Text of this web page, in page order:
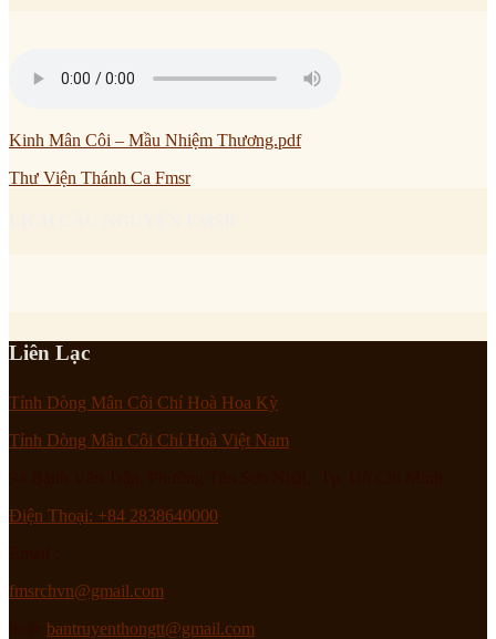
Kinh Mân Côi – Mầu Nhiệm Thương.pdf
Thư Viện Thánh Ca Fmsr
Liên Lạc
Tỉnh Dòng Mân Côi Chí Hoà Hoa Kỳ
Tỉnh Dòng Mân Côi Chí Hoà Việt Nam
Điện Thoại: +84 2838640000
fmsrchvn@gmail.com
bantruyenthongtt@gmail.com